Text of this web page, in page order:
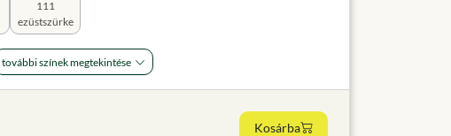
111
ezüstszürke
további színek megtekintése
Kosárba